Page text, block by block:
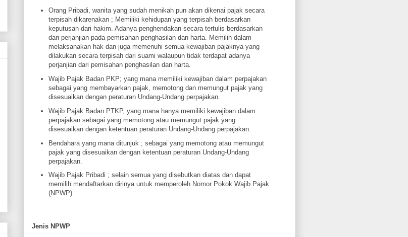
Orang Pribadi, wanita yang sudah menikah pun akan dikenai pajak secara
terpisah dikarenakan ; Memiliki kehidupan yang terpisah berdasarkan
keputusan dari hakim. Adanya penghendakan secara tertulis berdasarkan
dari perjanjian pada pemisahan penghasilan dan harta. Memilih dalam
melaksanakan hak dan juga memenuhi semua kewajiban pajaknya yang
dilakukan secara terpisah dari suami walaupun tidak terdapat adanya
perjanjian dari pemisahan penghasilan dan harta.
Wajib Pajak Badan PKP; yang mana memiliki kewajiban dalam perpajakan
sebagai yang membayarkan pajak, memotong dan memungut pajak yang
disesuaikan dengan peraturan Undang-Undang perpajakan.
Wajib Pajak Badan PTKP, yang mana hanya memiliki kewajiban dalam
perpajakan sebagai yang memotong atau memungut pajak yang
disesuaikan dengan ketentuan peraturan Undang-Undang perpajakan.
Bendahara yang mana ditunjuk ; sebagai yang memotong atau memungut
pajak yang disesuaikan dengan ketentuan peraturan Undang-Undang
perpajakan.
Wajib Pajak Pribadi ; selain semua yang disebutkan diatas dan dapat
memilih mendaftarkan dirinya untuk memperoleh Nomor Pokok Wajib Pajak
(NPWP).
Jenis NPWP